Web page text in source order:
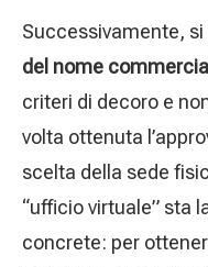
Successivamente,
del nome
criteri di decoro e
volta ottenuta
scelta della sede
“ufficio virtuale” sta
concrete: per